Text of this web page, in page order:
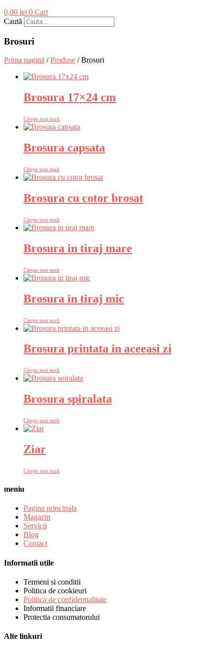
0,00 lei 0 Cart
Caută
Brosuri
Prima pagină /Produse / Brosuri
Brosura 17×24 cm
Citește mai mult
Brosura capsata
Citește mai mult
Brosura cu cotor brosat
Citește mai mult
Brosura in tiraj mare
Citește mai mult
Brosura in tiraj mic
Citește mai mult
Brosura printata in aceeasi zi
Citește mai mult
Brosura spiralata
Citește mai mult
Ziar
Citește mai mult
meniu
Pagina principala
Magazin
Servicii
Blog
Contact
Informatii utile
Termeni si conditii
Politica de cookieuri
Politica de confidentialitate
Informatii financiare
Protectia consumatorului
Alte linkuri